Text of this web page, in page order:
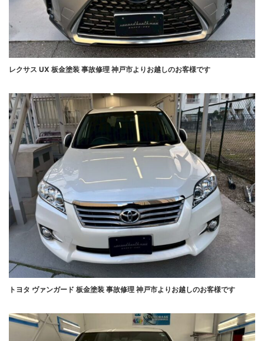
レクサス UX 板金塗装 事故修理 神戸市よりお越しのお客様です
トヨタ ヴァンガード 板金塗装 事故修理 神戸市よりお越しのお客様です